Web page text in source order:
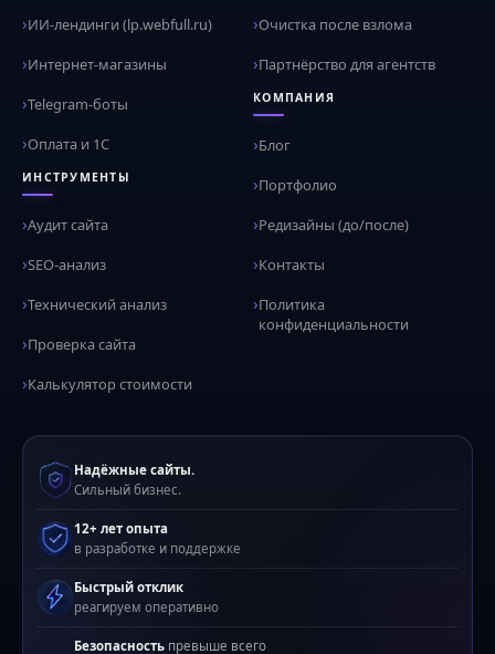
ИИ-лендинги (lp.webfull.ru)
Интернет-магазины
Telegram-боты
Оплата и 1С
ИНСТРУМЕНТЫ
Аудит сайта
SEO-анализ
Технический анализ
Проверка сайта
Калькулятор стоимости
Очистка после взлома
Партнёрство для агентств
КОМПАНИЯ
Блог
Портфолио
Редизайны (до/после)
Контакты
Политика
конфиденциальности
Надёжные сайты.
Сильный бизнес.
12+ лет опыта
в разработке и поддержке
Быстрый отклик
реагируем оперативно
Безопасность превыше всего